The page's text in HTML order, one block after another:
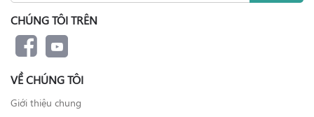
CHÚNG TÔI TRÊN
VỀ CHÚNG TÔI
Giới thiệu chung